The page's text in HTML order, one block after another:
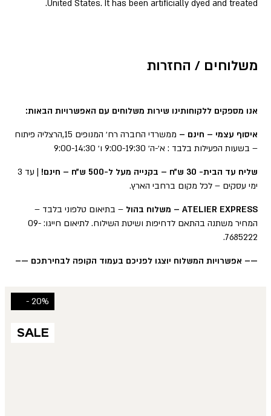
United States. It has been artificially dyed and treated.
משלוחים / החזרות
אנו מספקים ללקוחותינו שירות משלוחים עם האפשרויות הבאות:
איסוף עצמי – חינם –
ממשרדי החברה רח׳ המנופים 15,הרצליה פיתוח
– בשעות הפעילות בלבד : א׳-ה׳ 9:00-19:30 ו׳ 9:00-14:30
שליח עד הבית- 30 ש״ח – בקנייה מעל ל-500 ש״ח – חינם!
| עד 3
ימי עסקים – לכל מקום ברחבי הארץ.
ATELIER EXPRESS – משלוח בהול
– בתיאום טלפוני בלבד –
המחיר משתנה בהתאם לדחיפות ושיטת השילוח. לתיאום חייגו: 09-
7685222.
—– אפשרויות המשלוח יוצגו לפניכם בעמוד הקופה לבחירתכם —–
20% -
SALE